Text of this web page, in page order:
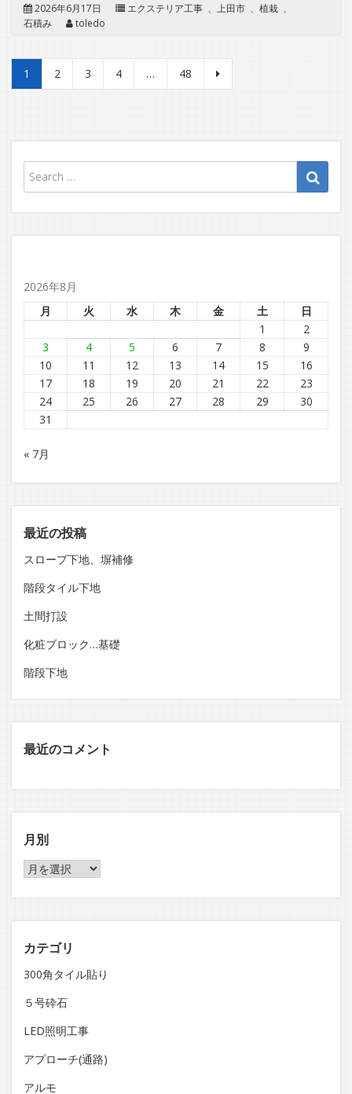
2026年6月17日 エクステリア工事 、 上田市 、 植栽 、
石積み
toledo
投
稿
ペ
ー
ジ
送
1 2 3 4 … 48
2026年8月
月
火 水 木 金 土
日
1
2
3
4 5 6 7 8
9
10
11 12 13 14 15
16
17
18 19 20 21 22
23
24
25 26 27 28 29
30
31
« 7月
最近の投稿
スロープ下地、塀補修
階段タイル下地
土間打設
化粧ブロック…基礎
階段下地
最近のコメント
月別
月
カテゴリ
300角タイル貼り
５号砕石
LED照明工事
アプローチ(通路)
アルモ